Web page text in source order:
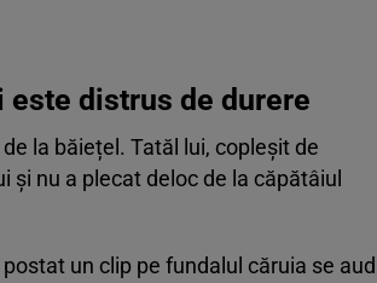
distrus de durere
la băiețel. Tatăl lui, copleșit de
nu a plecat deloc de la căpătâiul
un clip pe fundalul căruia se aud